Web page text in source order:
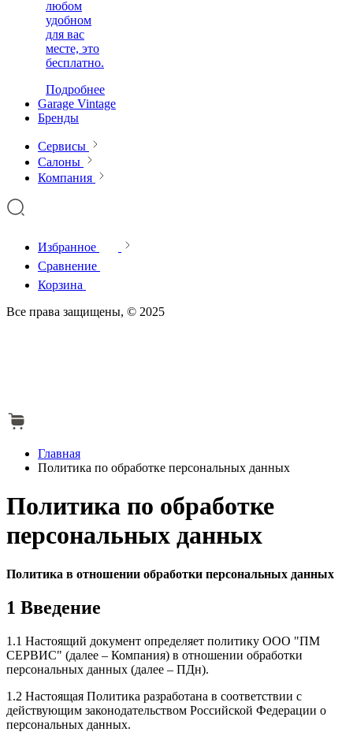
любом
удобном
для вас
месте, это
бесплатно.
Подробнее
Garage Vintage
Бренды
Сервисы
Салоны
Компания
Избранное
Сравнение
Корзина
Все права защищены, © 2025
Главная
Политика по обработке персональных данных
Политика по обработке
персональных данных
Политика в отношении обработки персональных данных
1 Введение
1.1 Настоящий документ определяет политику ООО "ПМ
СЕРВИС" (далее – Компания) в отношении обработки
персональных данных (далее – ПДн).
1.2 Настоящая Политика разработана в соответствии с
действующим законодательством Российской Федерации о
персональных данных.